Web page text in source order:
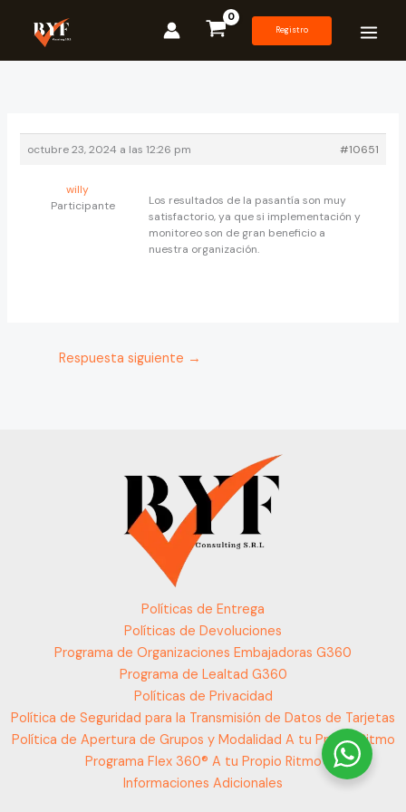
contenido
Registro
octubre 23, 2024 a las 12:26 pm #10651
willy
Participante
Los resultados de la pasantía son muy
satisfactorio, ya que si implementación y
monitoreo son de gran beneficio a
nuestra organización.
Respuesta siguiente →
Políticas de Entrega
Políticas de Devoluciones
Programa de Organizaciones Embajadoras G360
Programa de Lealtad G360
Políticas de Privacidad
Política de Seguridad para la Transmisión de Datos de Tarjetas
Política de Apertura de Grupos y Modalidad A tu Propio Ritmo
Programa Flex 360® A tu Propio Ritmo
Informaciones Adicionales